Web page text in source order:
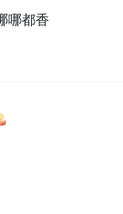
哪都香